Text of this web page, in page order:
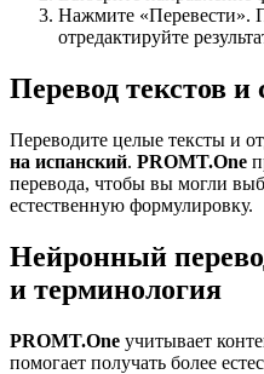
Нажмите «Перевести».
отредактируйте
Перевод текстов и
Переводите целые тексты и
на испанский. PROMT.One
перевода, чтобы вы могли
естественную формулировку.
Нейронный
и терминология
PROMT.One учитывает
помогает получать более